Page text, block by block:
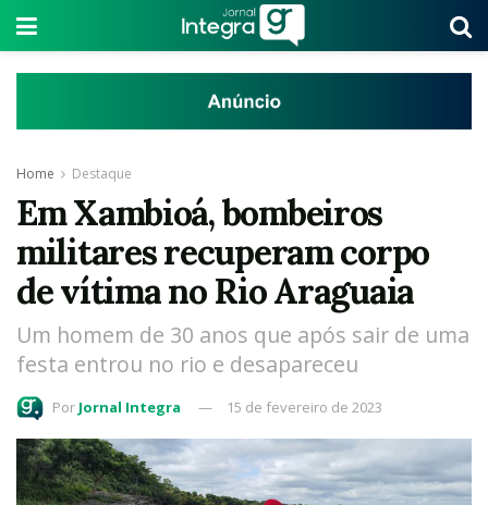
Home Destaque
Em Xambioá, bombeiros
militares recuperam corpo
de vítima no Rio Araguaia
Um homem de 30 anos que após sair de uma
festa entrou no rio e desapareceu
Por Jornal Integra 15 de fevereiro de 2023